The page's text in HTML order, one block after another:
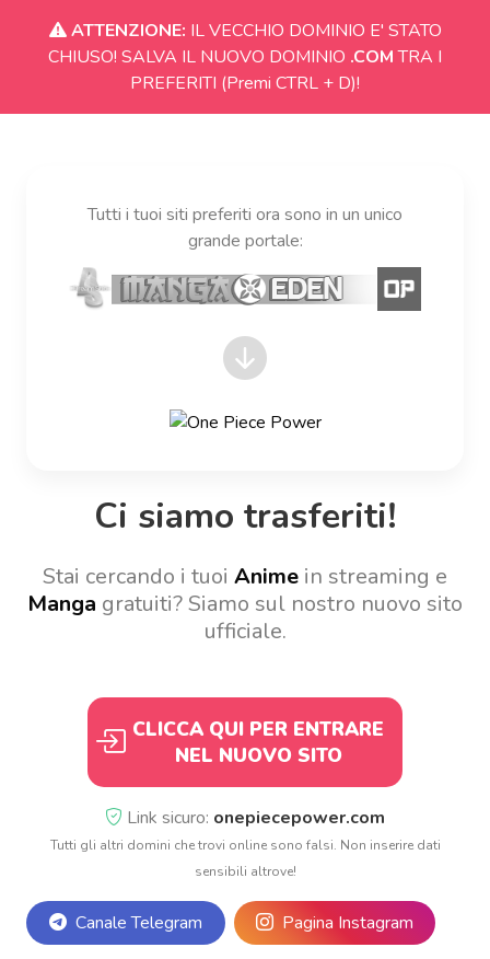
ATTENZIONE: IL VECCHIO DOMINIO E' STATO
CHIUSO! SALVA IL NUOVO DOMINIO .COMTRA I
PREFERITI (Premi CTRL + D)!
Tutti i tuoi siti preferiti ora sono in un unico
grande portale:
Ci siamo trasferiti!
Stai cercando i tuoi Anime in streaming e
Manga gratuiti? Siamo sul nostro nuovo sito
ufficiale.
CLICCA QUI PER ENTRARE
NEL NUOVO SITO
Link sicuro: onepiecepower.com
Tutti gli altri domini che trovi online sono falsi. Non inserire dati
sensibili altrove!
Canale Telegram Pagina Instagram